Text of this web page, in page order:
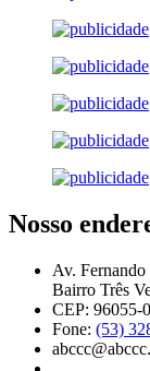
Nosso
Av.
Bairro Três
CEP: 96055-
Fone: (53)